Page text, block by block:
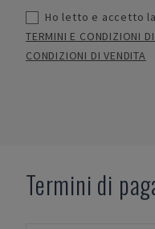
Ho letto e accetto la
TERMINI E CONDIZIONI
CONDIZIONI DI VENDITA
Termini di